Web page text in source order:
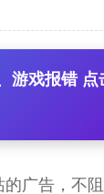
游戏报错
广告，不